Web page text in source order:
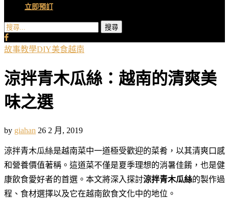
立即預訂
搜尋
故事教學DIY美食越南
涼拌青木瓜絲：越南的清爽美
味之選
by giahan 26 2 月, 2019
涼拌青木瓜絲是越南菜中一道極受歡迎的菜肴，以其清爽口感
和營養價值著稱。這道菜不僅是夏季理想的消暑佳餚，也是健
康飲食愛好者的首選。本文將深入探討涼拌青木瓜絲的製作過
程、食材選擇以及它在越南飲食文化中的地位。